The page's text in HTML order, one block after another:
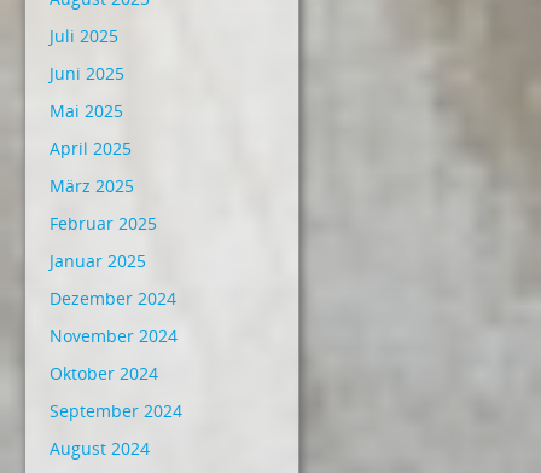
Juli 2025
Juni 2025
Mai 2025
April 2025
März 2025
Februar 2025
Januar 2025
Dezember 2024
November 2024
Oktober 2024
September 2024
August 2024